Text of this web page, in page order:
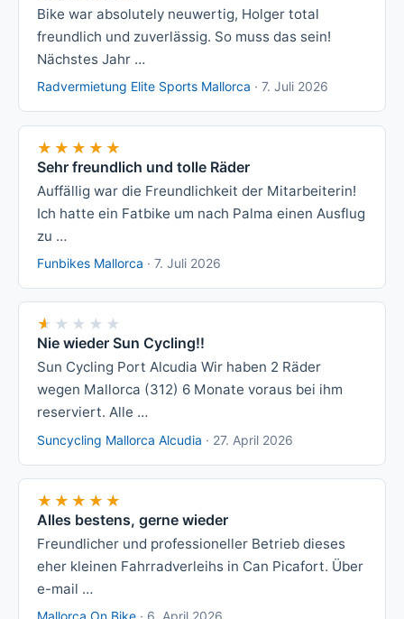
Bike war absolutely neuwertig, Holger total
freundlich und zuverlässig. So muss das sein!
Nächstes Jahr …
Radvermietung Elite Sports Mallorca · 7. Juli 2026
★★★★★
★★★★★
Sehr freundlich und tolle Räder
Auffällig war die Freundlichkeit der Mitarbeiterin!
Ich hatte ein Fatbike um nach Palma einen Ausflug
zu …
Funbikes Mallorca · 7. Juli 2026
★★★★★
★★★★★
Nie wieder Sun Cycling!!
Sun Cycling Port Alcudia Wir haben 2 Räder
wegen Mallorca (312) 6 Monate voraus bei ihm
reserviert. Alle …
Suncycling Mallorca Alcudia · 27. April 2026
★★★★★
★★★★★
Alles bestens, gerne wieder
Freundlicher und professioneller Betrieb dieses
eher kleinen Fahrradverleihs in Can Picafort. Über
e-mail …